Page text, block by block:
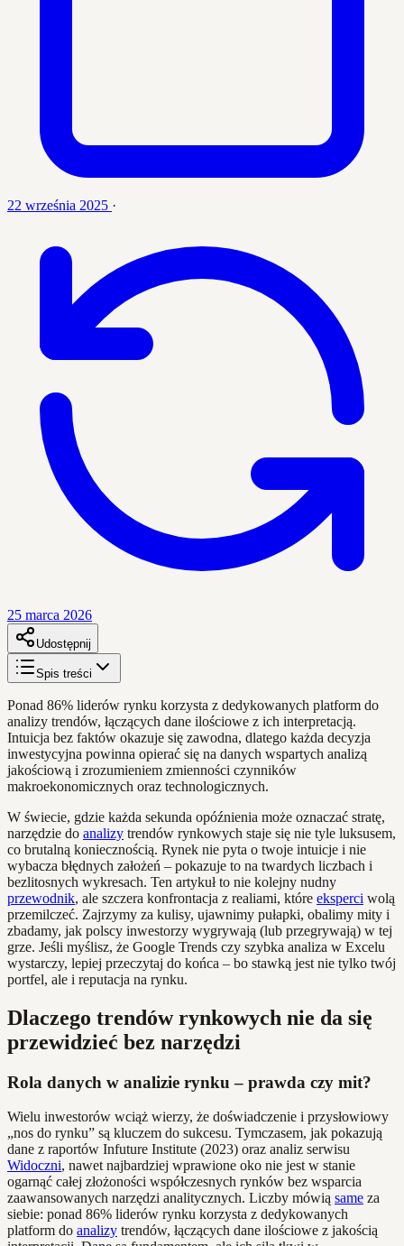
22 września 2025 ·
25 marca 2026
Udostępnij
Spis treści
Ponad 86% liderów rynku korzysta z dedykowanych platform do
analizy trendów, łączących dane ilościowe z ich interpretacją.
Intuicja bez faktów okazuje się zawodna, dlatego każda decyzja
inwestycyjna powinna opierać się na danych wspartych analizą
jakościową i zrozumieniem zmienności czynników
makroekonomicznych oraz technologicznych.
W świecie, gdzie każda sekunda opóźnienia może oznaczać stratę,
narzędzie do analizy trendów rynkowych staje się nie tyle luksusem,
co brutalną koniecznością. Rynek nie pyta o twoje intuicje i nie
wybacza błędnych założeń – pokazuje to na twardych liczbach i
bezlitosnych wykresach. Ten artykuł to nie kolejny nudny
przewodnik, ale szczera konfrontacja z realiami, które eksperci wolą
przemilczeć. Zajrzymy za kulisy, ujawnimy pułapki, obalimy mity i
zbadamy, jak polscy inwestorzy wygrywają (lub przegrywają) w tej
grze. Jeśli myślisz, że Google Trends czy szybka analiza w Excelu
wystarczy, lepiej przeczytaj do końca – bo stawką jest nie tylko twój
portfel, ale i reputacja na rynku.
Dlaczego trendów rynkowych nie da się
przewidzieć bez narzędzi
Rola danych w analizie rynku – prawda czy mit?
Wielu inwestorów wciąż wierzy, że doświadczenie i przysłowiowy
„nos do rynku” są kluczem do sukcesu. Tymczasem, jak pokazują
dane z raportów Infuture Institute (2023) oraz analiz serwisu
Widoczni, nawet najbardziej wprawione oko nie jest w stanie
ogarnąć całej złożoności współczesnych rynków bez wsparcia
zaawansowanych narzędzi analitycznych. Liczby mówią same za
siebie: ponad 86% liderów rynku korzysta z dedykowanych
platform do analizy trendów, łączących dane ilościowe z jakością